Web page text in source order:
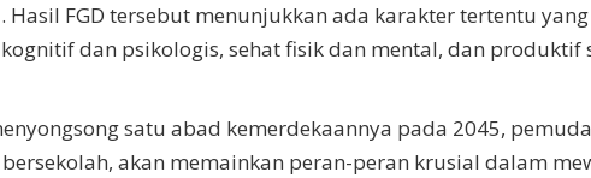
Hasil FGD tersebut menunjukkan ada karakter tertentu
dan psikologis, sehat fisik dan mental, dan
satu abad kemerdekaannya pada 2045,
akan memainkan peran-peran krusial dalam